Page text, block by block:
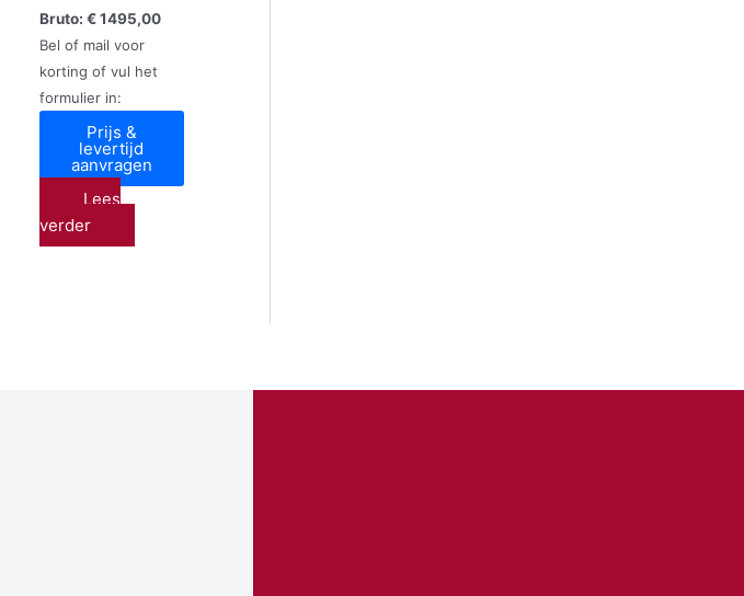
Bruto: €1495,00
Bel of mail voor
korting of vul het
formulier in:
Prijs &
levertijd
aanvragen
Lees
verder